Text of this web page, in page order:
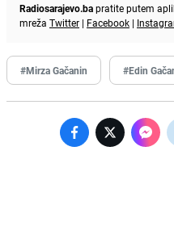
Radiosarajevo.bapratite putem
mreža Twitter | Facebook |
#Mirza Gačanin #Edin